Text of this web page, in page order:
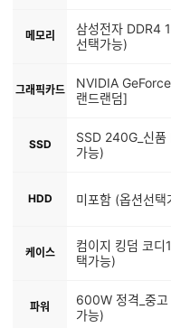
메모리
삼성전자 DDR4
선택가능)
그래픽카드
NVIDIA
랜드랜덤]
SSD
SSD 240G_신품
가능)
HDD 미포함 (옵션선택
케이스
컴이지 킹덤 코
택가능)
파워
600W 정격_중
가능)